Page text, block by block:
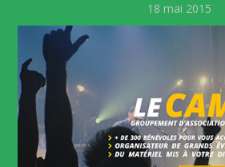
18 mai 2015